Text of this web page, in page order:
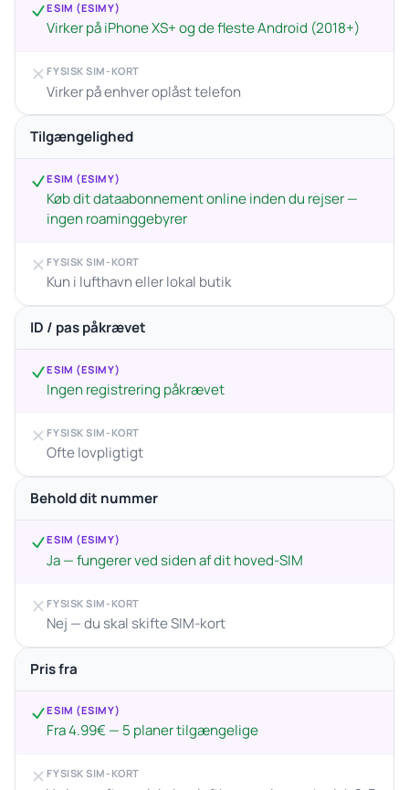
ESIM (ESIMY)
Virker på iPhone XS+ og de fleste Android (2018+)
FYSISK SIM-KORT
Virker på enhver oplåst telefon
Tilgængelighed
ESIM (ESIMY)
Køb dit dataabonnement online inden du rejser —
ingen roaminggebyrer
FYSISK SIM-KORT
Kun i lufthavn eller lokal butik
ID / pas påkrævet
ESIM (ESIMY)
Ingen registrering påkrævet
FYSISK SIM-KORT
Ofte lovpligtigt
Behold dit nummer
ESIM (ESIMY)
Ja — fungerer ved siden af dit hoved-SIM
FYSISK SIM-KORT
Nej — du skal skifte SIM-kort
Pris fra
ESIM (ESIMY)
Fra 4.99€ — 5 planer tilgængelige
FYSISK SIM-KORT